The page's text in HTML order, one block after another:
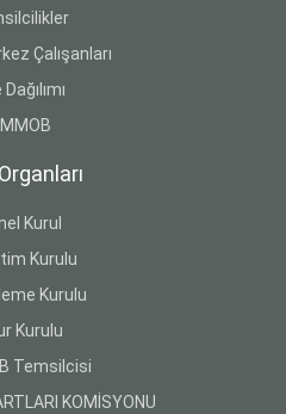
Çalışanları
Kurul
Kurulu
Kurulu
Kurulu
Temsilcisi
KOMİSYONU